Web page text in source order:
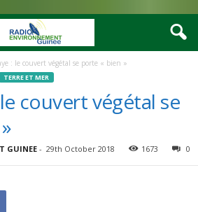
: le couvert végétal se porte « bien »
TERRE ET MER
couvert végétal se
GUINEE - 29th October 2018 1673 0